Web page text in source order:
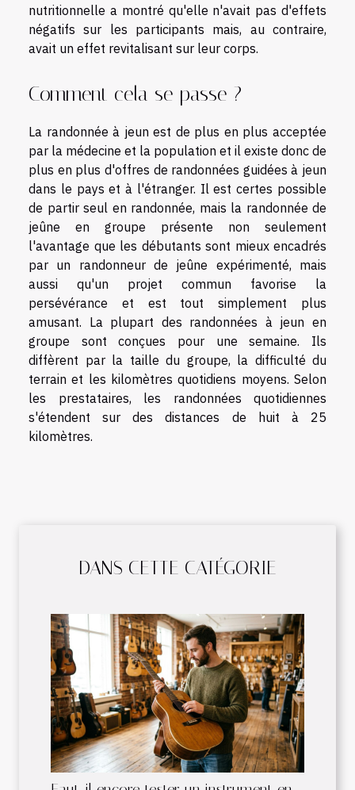
nutritionnelle a montré qu'elle n'avait pas d'effets
négatifs sur les participants mais, au contraire,
avait un effet revitalisant sur leur corps.
Comment cela se passe ?
La randonnée à jeun est de plus en plus acceptée
par la médecine et la population et il existe donc de
plus en plus d'offres de randonnées guidées à jeun
dans le pays et à l'étranger. Il est certes possible
de partir seul en randonnée, mais la randonnée de
jeûne en groupe présente non seulement
l'avantage que les débutants sont mieux encadrés
par un randonneur de jeûne expérimenté, mais
aussi qu'un projet commun favorise la
persévérance et est tout simplement plus
amusant. La plupart des randonnées à jeun en
groupe sont conçues pour une semaine. Ils
diffèrent par la taille du groupe, la difficulté du
terrain et les kilomètres quotidiens moyens. Selon
les prestataires, les randonnées quotidiennes
s'étendent sur des distances de huit à 25
kilomètres.
DANS CETTE CATÉGORIE